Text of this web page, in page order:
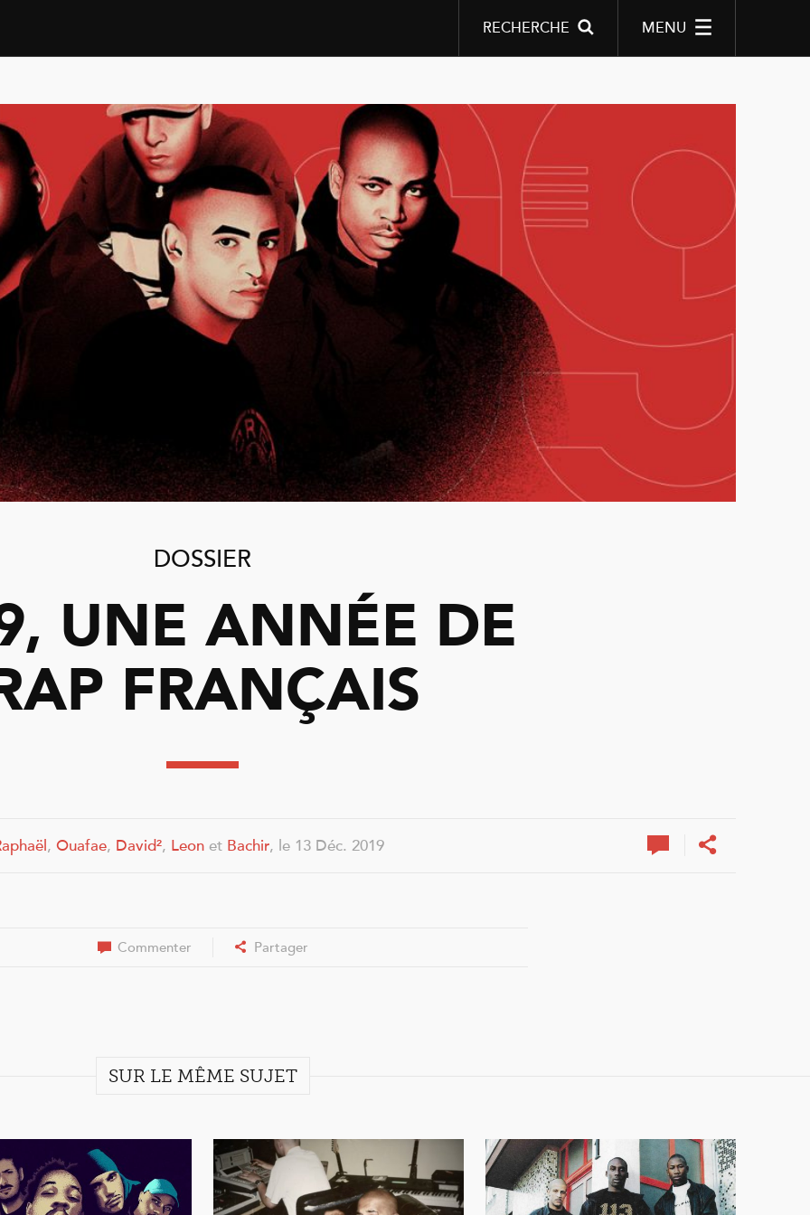
MENU
RECHERCHE
DOSSIER
UNE ANNÉE DE
FRANÇAIS
, Ouafae, David², Leon et Bachir, le 13 Déc. 2019
Commenter Partager
SUR LE MÊME SUJET